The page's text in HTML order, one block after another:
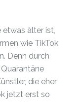
etwas älter ist,
wie TikTok
Denn durch
die eher
jetzt erst so